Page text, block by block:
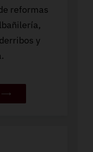
reformas
y
⟶